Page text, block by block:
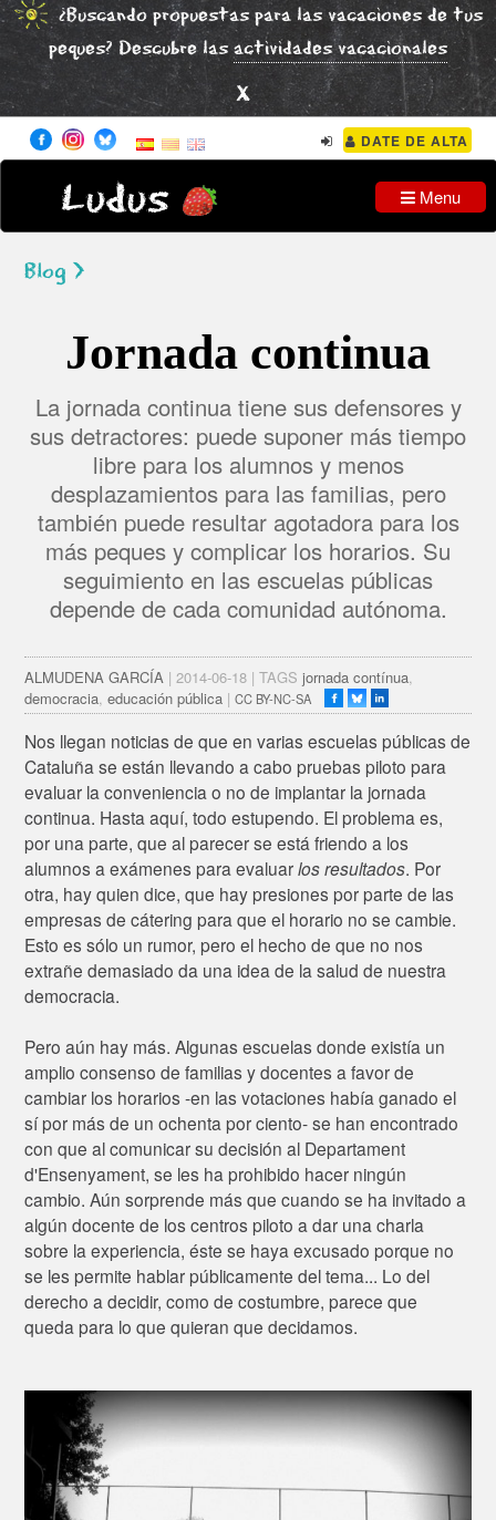
¿Buscando propuestas para las vacaciones de tus
peques? Descubre lasactividades vacacionales
x
DATE DE ALTA
Ludus Menu
Blog >
Jornada continua
La jornada continua tiene sus defensores y
sus detractores: puede suponer más tiempo
libre para los alumnos y menos
desplazamientos para las familias, pero
también puede resultar agotadora para los
más peques y complicar los horarios. Su
seguimiento en las escuelas públicas
depende de cada comunidad autónoma.
ALMUDENA GARCÍA | 2014-06-18 | TAGSjornada contínua,
democracia,educación pública |CC BY-NC-SA
Nos llegan noticias de que en varias escuelas públicas de
Cataluña se están llevando a cabo pruebas piloto para
evaluar la conveniencia o no de implantar la jornada
continua. Hasta aquí, todo estupendo. El problema es,
por una parte, que al parecer se está friendo a los
alumnos a exámenes para evaluarlos resultados. Por
otra, hay quien dice, que hay presiones por parte de las
empresas de cátering para que el horario no se cambie.
Esto es sólo un rumor, pero el hecho de que no nos
extrañe demasiado da una idea de la salud de nuestra
democracia.
Pero aún hay más. Algunas escuelas donde existía un
amplio consenso de familias y docentes a favor de
cambiar los horarios -en las votaciones había ganado el
sí por más de un ochenta por ciento- se han encontrado
con que al comunicar su decisión al Departament
d'Ensenyament, se les ha prohibido hacer ningún
cambio. Aún sorprende más que cuando se ha invitado a
algún docente de los centros piloto a dar una charla
sobre la experiencia, éste se haya excusado porque no
se les permite hablar públicamente del tema... Lo del
derecho a decidir, como de costumbre, parece que
queda para lo que quieran que decidamos.